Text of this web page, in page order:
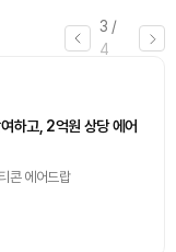
3 /
4
고, 2억원 상당 에어
콘 에어드랍